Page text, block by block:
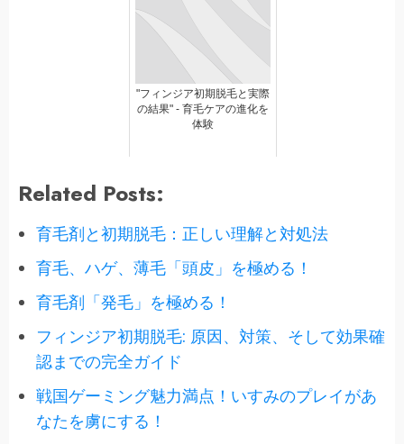
"フィンジア初期脱毛と実際
の結果" - 育毛ケアの進化を
体験
Related Posts:
育毛剤と初期脱毛：正しい理解と対処法
育毛、ハゲ、薄毛「頭皮」を極める！
育毛剤「発毛」を極める！
フィンジア初期脱毛: 原因、対策、そして効果確
認までの完全ガイド
戦国ゲーミング魅力満点！いすみのプレイがあ
なたを虜にする！